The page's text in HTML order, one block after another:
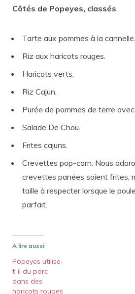
Côtés de Popeyes, classés
Tarte aux pommes à la cannelle.
Riz aux haricots rouges.
Haricots verts.
Riz Cajun.
Purée de pommes de terre
Salade De Chou.
Frites cajuns.
Crevettes pop-corn. Nous
crevettes panées soient frites,
taille à respecter lorsque le
parfait.
A lire aussi
Popeyes utilise-
t-il du porc
dans des
haricots rouges